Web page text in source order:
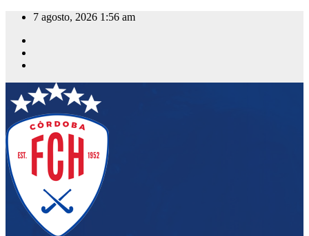
Saltar
contenido
7 agosto, 2026 1:56 am